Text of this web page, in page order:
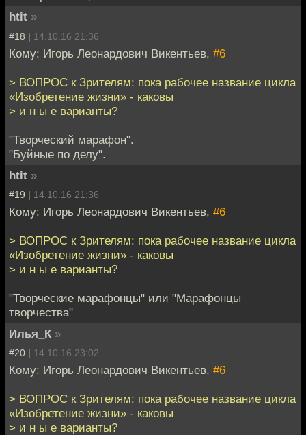
htit »
#18 | 14.10.16 21:36
Кому: Игорь Леонардович Викентьев, #6
> ВОПРОС к Зрителям: пока рабочее название цикла
«Изобретение жизни» - каковы
> и н ы е варианты?
"Творческий марафон".
"Буйные по делу".
htit »
#19 | 14.10.16 21:36
Кому: Игорь Леонардович Викентьев, #6
> ВОПРОС к Зрителям: пока рабочее название цикла
«Изобретение жизни» - каковы
> и н ы е варианты?
"Творческие марафонцы" или "Марафонцы
творчества"
Илья_К »
#20 | 14.10.16 23:02
Кому: Игорь Леонардович Викентьев, #6
> ВОПРОС к Зрителям: пока рабочее название цикла
«Изобретение жизни» - каковы
> и н ы е варианты?